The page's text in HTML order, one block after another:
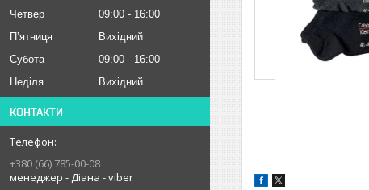
Четвер
09:00
16:00
Пʼятниця
Вихідний
Субота
09:00
16:00
Неділя
Вихідний
КОНТАКТИ
+380 (66) 785-00-08
менеджер - Діана - viber